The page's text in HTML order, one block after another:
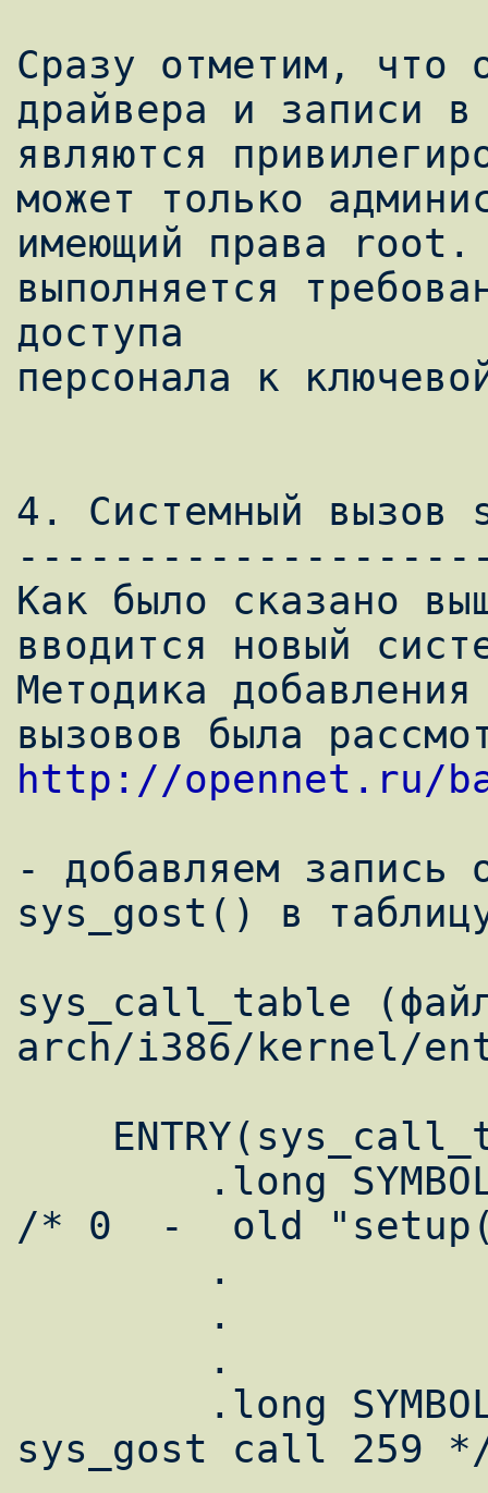
Сразу отметим, что
драйвера и записи
являются
может только
имеющий права root.
выполняется
доступа
персонала к
4. Системный вызов
Как было сказано
вводится новый
Методика
http://opennet.ru/
- добавляем запись
sys_gost() в
sys_call_table
arch/i386/kernel/
/* 0  -  old
sys_gost call 259